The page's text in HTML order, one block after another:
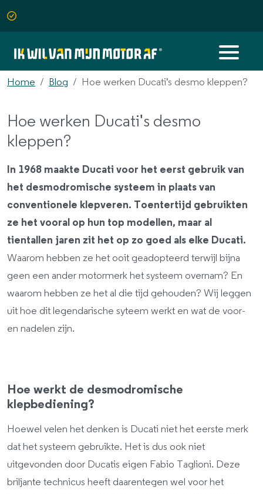
Home Blog Hoe werken Ducati's desmo kleppen?
Hoe werken Ducati's desmo
kleppen?
In 1968 maakte Ducati voor het eerst gebruik van
het desmodromische systeem in plaats van
conventionele klepveren. Toentertijd gebruikten
ze het vooral op hun top modellen, maar al
tientallen jaren zit het op zo goed als elke Ducati.
Waarom hebben ze het ooit geadopteerd terwijl bijna
geen een ander motormerk het systeem overnam? En
waarom hebben ze het al die tijd gehouden? Wij leggen
uit hoe dit legendarische syteem werkt en wat de voor-
en nadelen zijn.
Hoe werkt de desmodromische
klepbediening?
Hoewel velen het denken is Ducati niet het eerste merk
dat het systeem gebruikte. Het is dus ook niet
uitgevonden door Ducatis eigen Fabio Taglioni. Deze
briljante technicus heeft daarentegen wel voor het